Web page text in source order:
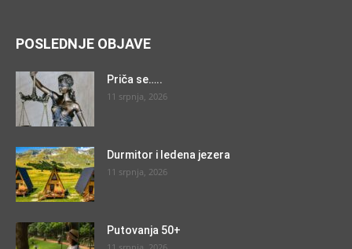
POSLEDNJE OBJAVE
Priča se…..
11 srpnja, 2026
Durmitor i ledena jezera
11 srpnja, 2026
Putovanja 50+